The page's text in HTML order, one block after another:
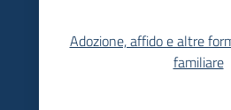
Adozione, affido e altre
familiare